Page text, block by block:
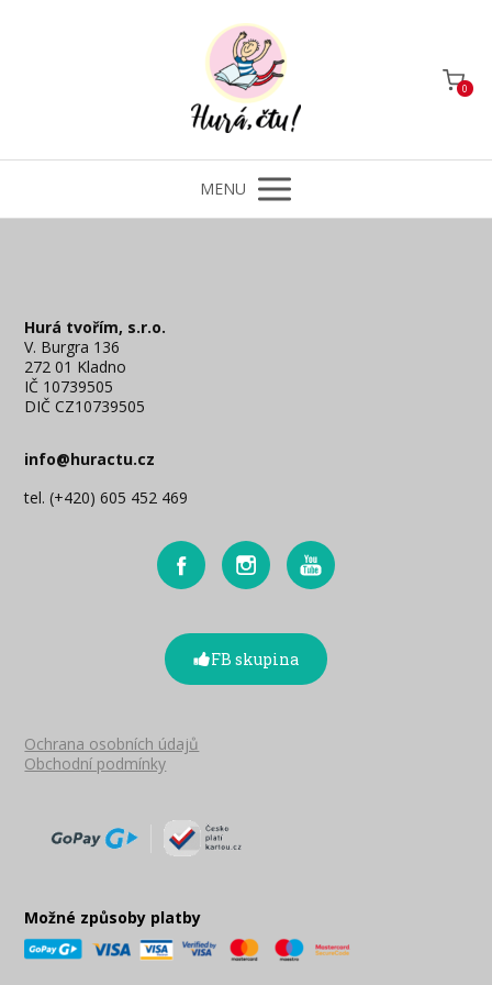
0
MENU
Hurá tvořím, s.r.o.
V. Burgra 136
272 01 Kladno
IČ 10739505
DIČ CZ10739505
info@huractu.cz
tel. (+420) 605 452 469
FB skupina
Ochrana osobních údajů
Obchodní podmínky
Možné způsoby platby